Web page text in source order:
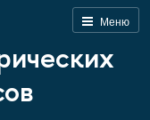
Меню